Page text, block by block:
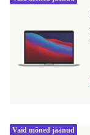
Vaid mõned jäänud